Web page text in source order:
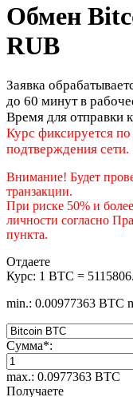
Обмен
RUB
Заявка
до 60 минут в
Время для отправки
Курс фиксируется
подтверждения сети.
Внимание! Будет
транзакции.
При риске 50% и
личности согласно
пункта.
Отдаете
Курс: 1 BTC =
min.: 0.00977363 BTC
Сумма*:
max.: 0.0977363 BTC
Получаете